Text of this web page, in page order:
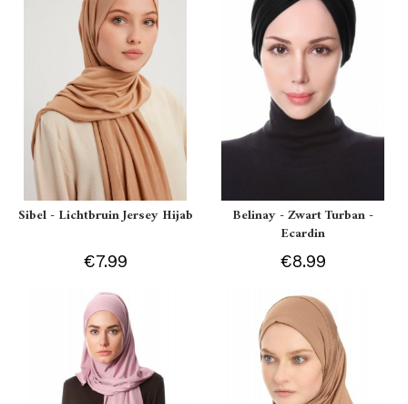
Sibel - Lichtbruin Jersey Hijab
€7.99
Belinay - Zwart Turban -
Ecardin
€8.99